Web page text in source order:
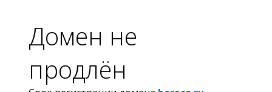
Домен не
продлён